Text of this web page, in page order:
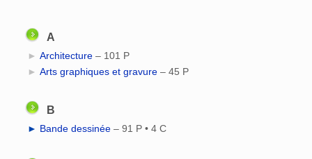
A
► Architecture‎ – 101 P
► Arts graphiques et gravure‎ – 45 P
B
► Bande dessinée‎ – 91 P • 4 C